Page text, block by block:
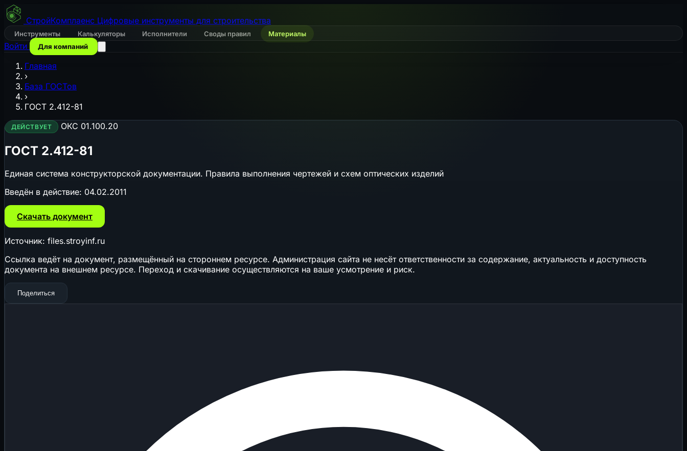
СтройКомплаенс Цифровые инструменты для строительства
Инструменты Калькуляторы Исполнители Своды правил Материалы
Войти Для компаний
Главная
›
База ГОСТов
›
ГОСТ 2.412-81
ДЕЙСТВУЕТ ОКС 01.100.20
ГОСТ 2.412-81
Единая система конструкторской документации. Правила выполнения чертежей и схем оптических изделий
Введён в действие: 04.02.2011
Скачать документ
Источник: files.stroyinf.ru
Ссылка ведёт на документ, размещённый на стороннем ресурсе. Администрация сайта не несёт ответственности за содержание, актуальность и доступность
документа на внешнем ресурсе. Переход и скачивание осуществляются на ваше усмотрение и риск.
Поделиться